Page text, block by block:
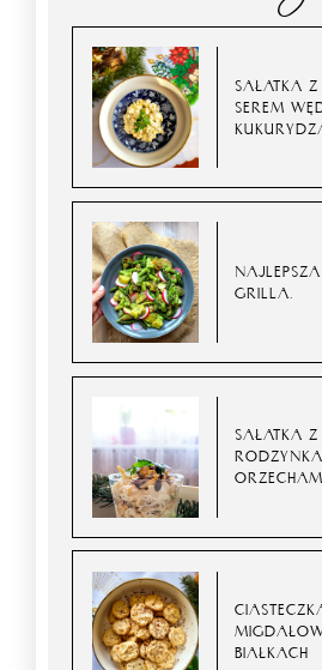
SAŁATKA Z
SEREM
GRILLA.
SAŁATKA
BIAŁKACH